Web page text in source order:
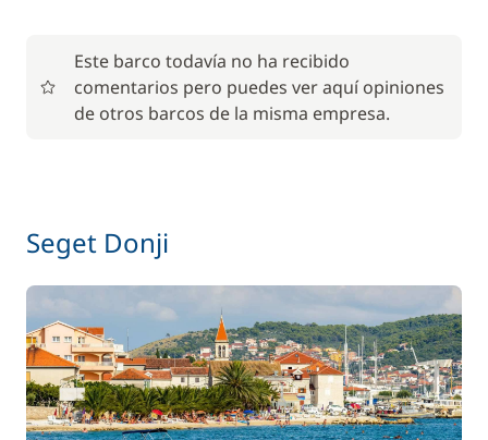
Este barco todavía no ha recibido
comentarios pero puedes ver aquí opiniones
de otros barcos de la misma empresa.
Seget Donji